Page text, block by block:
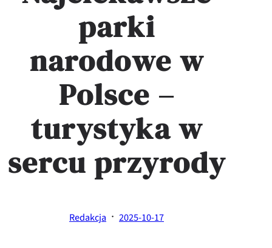
parki
narodowe w
Polsce –
turystyka w
sercu przyrody
Redakcja · 2025-10-17